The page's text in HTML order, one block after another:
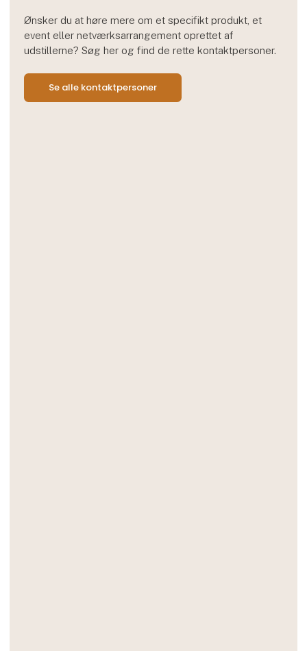
Ønsker du at høre mere om et specifikt produkt, et
event eller netværksarrangement oprettet af
udstillerne? Søg her og find de rette kontaktpersoner.
Se alle kontaktpersoner